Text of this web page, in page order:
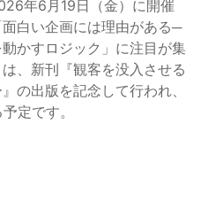
年6月19日（金）に開催
白い企画には理由がある─
かすロジック」に注目が集
、新刊『観客を没入させる
の出版を記念して行われ、
定です。